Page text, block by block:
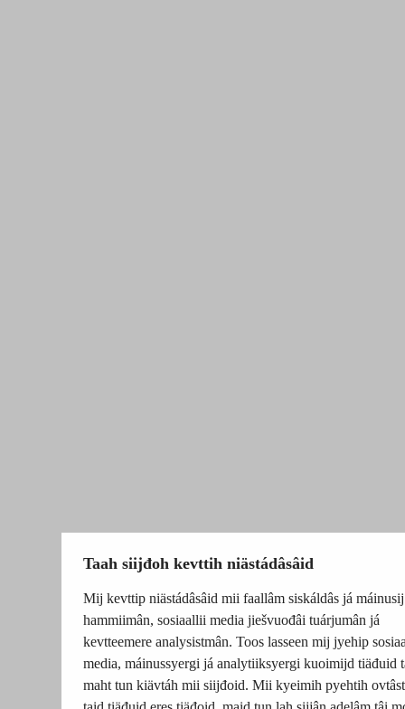
Taah siijđoh kevttih niästádâsâid
Mij kevttip niästádâsâid mii faallâm siskáldâs já máinusij
hammiimân, sosiaallii media jiešvuođâi tuárjumân já
kevtteemere analysistmân. Toos lasseen mij jyehip
media, máinussyergi já analytiiksyergi kuoimijd tiäđuid
maht tun kiävtáh mii siijđoid. Mii kyeimih pyehtih